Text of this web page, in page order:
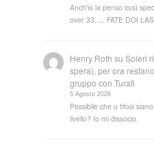
Anch'io la penso così
over 33..... FATE DOI
Henry Roth suSoleri
spera), per ora
gruppo con Turati
5 Agosto 2026
Possibile che u tifosi
livello? Io mi dissocio.